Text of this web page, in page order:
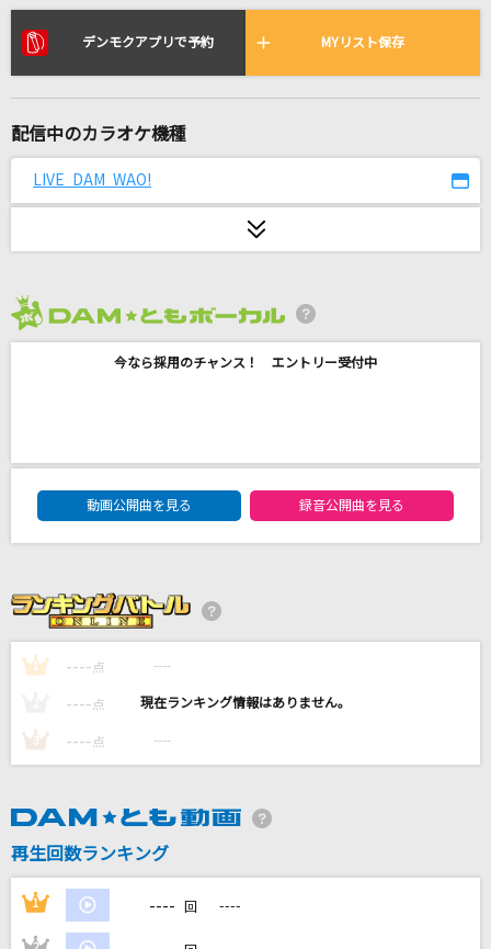
リアルタイムで歌われている曲の一覧
PRIDE
I(ビデオクリップバージョン)
迷宮シナプス
ブリーフ&トランクス
夏の日の1993
未完成婚姻論
虹ヶ咲学園スクールアイドル同好会
デンモクアプリで予約 MYリスト保存
配信中のカラオケ機種
LIVE DAM WAO!
今なら採用のチャンス！ エントリー受付中
DAM★ともボーカルエントリーランキング
動画公開曲を見る
録音公開曲を見る
1 ---- 点 ----
---- 点 ----
3 ---- 点 ----
再生回数ランキング
1 ---- 回 ----